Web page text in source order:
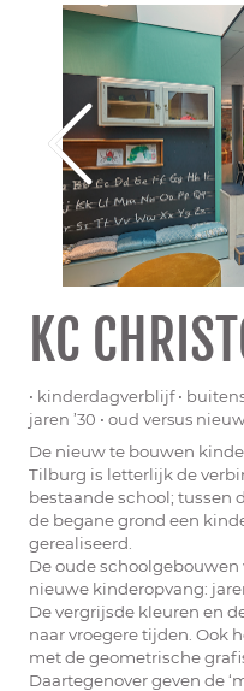
KC
• kinderdagverblijf •
jaren ’30 • oud versus
De nieuw te bouwen
Tilburg is letterlijk de
bestaande school; tussen
de begane grond een
gerealiseerd.
De oude
nieuwe kinderopvang:
De vergrijsde kleuren en
naar vroegere tijden. Ook
met de geometrische
Daartegenover geven de